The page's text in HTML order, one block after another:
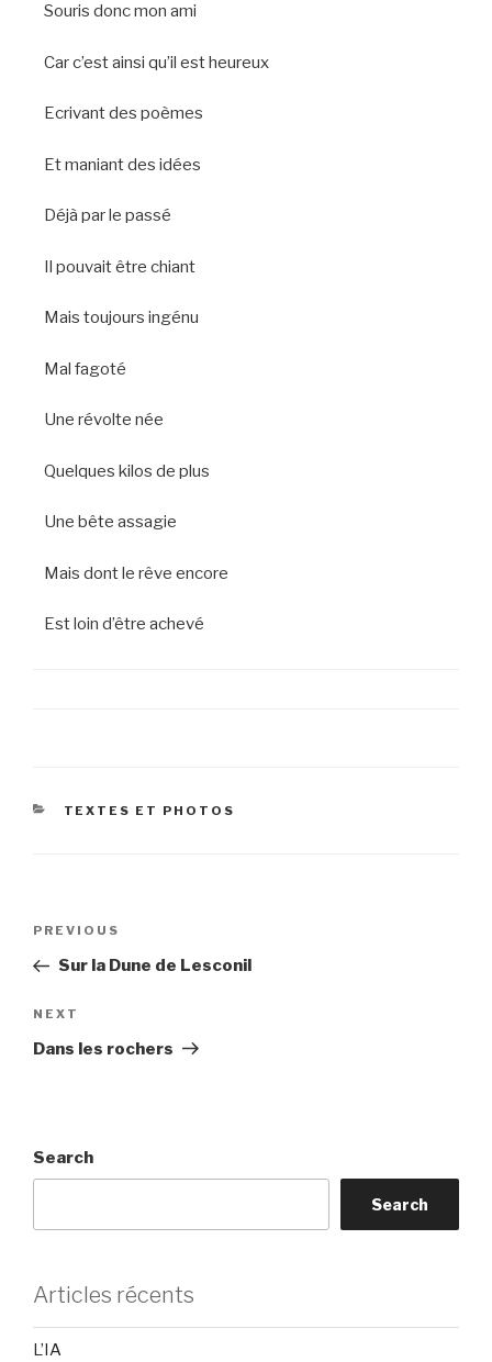
Souris donc mon ami
Car c’est ainsi qu’il est heureux
Ecrivant des poèmes
Et maniant des idées
Déjà par le passé
Il pouvait être chiant
Mais toujours ingénu
Mal fagoté
Une révolte née
Quelques kilos de plus
Une bête assagie
Mais dont le rêve encore
Est loin d’être achevé
CATEGORIES
TEXTES ET PHOTOS
Previous
Post
PREVIOUS
Sur la Dune de Lesconil
Next
Post
NEXT
Dans les rochers
Search
Search
Articles récents
L’IA